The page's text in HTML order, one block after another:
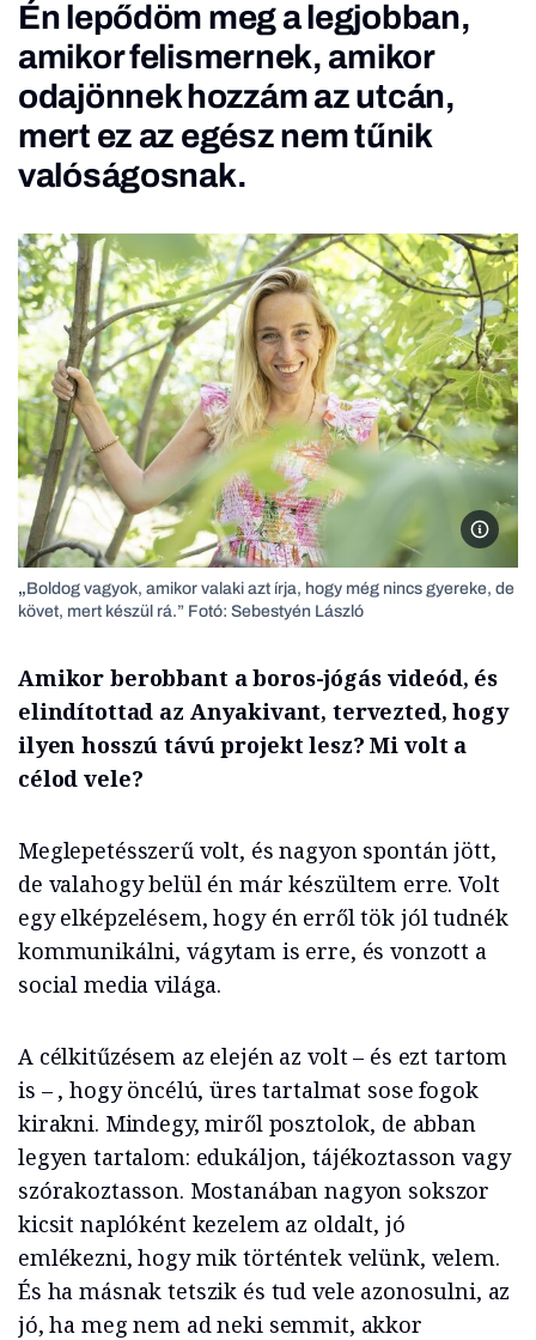
Én lepődöm meg a legjobban,
amikor felismernek, amikor
odajönnek hozzám az utcán,
mert ez az egész nem tűnik
valóságosnak.
„Boldog vagyok, amikor valaki azt írja, hogy még nincs gyereke, de
követ, mert készül rá.” Fotó: Sebestyén László
Amikor berobbant a boros-jógás videód, és
elindítottad az Anyakivant, tervezted, hogy
ilyen hosszú távú projekt lesz? Mi volt a
célod vele?
Meglepetésszerű volt, és nagyon spontán jött,
de valahogy belül én már készültem erre. Volt
egy elképzelésem, hogy én erről tök jól tudnék
kommunikálni, vágytam is erre, és vonzott a
social media világa.
A célkitűzésem az elején az volt – és ezt tartom
is – , hogy öncélú, üres tartalmat sose fogok
kirakni. Mindegy, miről posztolok, de abban
legyen tartalom: edukáljon, tájékoztasson vagy
szórakoztasson. Mostanában nagyon sokszor
kicsit naplóként kezelem az oldalt, jó
emlékezni, hogy mik történtek velünk, velem.
És ha másnak tetszik és tud vele azonosulni, az
jó, ha meg nem ad neki semmit, akkor